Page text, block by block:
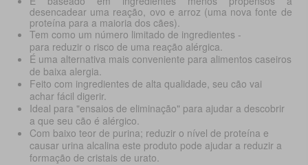
desencadear uma reação, ovo e arroz (uma nova fonte de
proteína para a maioria dos cães).
Tem como um número limitado de ingredientes -
para reduzir o risco de uma reação alérgica.
É uma alternativa mais conveniente para alimentos caseiros
de baixa alergia.
Feito com ingredientes de alta qualidade, seu cão vai
achar fácil digerir.
Ideal para "ensaios de eliminação" para ajudar a descobrir
a que seu cão é alérgico.
Com baixo teor de purina; reduzir o nível de proteína e
causar urina alcalina este produto pode ajudar a reduzir a
formação de cristais de urato.